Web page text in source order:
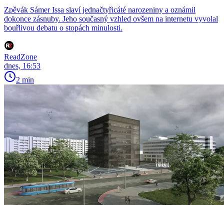
Zpěvák Sámer Issa slaví jednačtyřicáté narozeniny a oznámil
dokonce zásnuby. Jeho současný vzhled ovšem na internetu vyvolal
bouřlivou debatu o stopách minulosti.
ReadZone
dnes, 16:53
2 min